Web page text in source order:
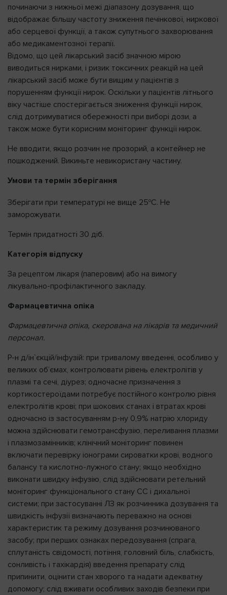
починаючи з нижньої межі діапазону дозування, що
відображає більшу частоту зниження печінкової, ниркової
або серцевої функції, а також супутнього захворювання
або медикаментозної терапії.
Відомо, що цей лікарський засіб значною мірою
виводиться нирками, і ризик токсичних реакцій на цей
лікарський засіб може бути вищим у пацієнтів з
порушенням функції нирок. Оскільки у пацієнтів літнього
віку частіше спостерігається зниження функції нирок,
слід дотримуватися обережності при виборі дози, а
також може бути корисним моніторинг функції нирок.
Не вводити, якщо розчин не прозорий, а контейнер не
пошкоджений. Викиньте невикористану частину.
Умови та термін зберігання
Зберігати при температурі не вище 25оС. Не
заморожувати.
Термін придатності 30 діб.
Категорія відпуску
За рецептом лікаря (паперовим) або на вимогу
лікувально-профілактичного закладу.
Фармацевтична опіка
Фармацевтична опіка, скерована на лікарів та медичний
персонал.
Р-н д/ін`єкцій/інфузій: при тривалому введенні, особливо у
великих об’ємах, контролювати рівень електролітів у
плазмі та сечі, діурез; одночасне призначення з
кортикостероїдами потребує постійного контролю рівня
електролітів крові; при шокових станах і втратах крові
одночасно із застосуванням р-ну 0,9% натрію хлориду
можна здійснювати гемотрансфузію, переливання плазми
і плазмозамінників; клінічний моніторинг повинен
включати перевірку іонограми сироватки крові, водного
балансу та кислотно-лужного стану; якщо необхідно
виконати швидку інфузію, слід здійснювати ретельний
моніторинг функціонального стану СС і дихальної
системи; при застосуванні ЛЗ як розчинника дозування та
швидкість інфузії визначають переважно на основі
характеристик та режиму дозування розчинюваного
засобу; при перших ознаках передозування (спрага,
сплутаність свідомості, потіння, головний біль, слабкість,
сонливість і тахікардія) введення препарату слід
припинити, оцінити стан хворого та надати адекватну
допомогу; слід вживати особливих заходів безпеки при